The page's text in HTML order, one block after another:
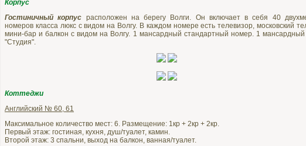
Корпус
Гостиничный корпус расположен на берегу Волги. Он включает в себя 40
номеров класса люкс с видом на Волгу. В каждом номере есть телевизор, московский
мини-бар и балкон с видом на Волгу. 1 мансардный стандартный номер. 1
"Студия".
Коттеджи
Английский № 60, 61
Максимальное количество мест: 6. Размещение: 1кр + 2кр + 2кр.
Первый этаж: гостиная, кухня, душ/туалет, камин.
Второй этаж: 3 спальни, выход на балкон, ванная/туалет.